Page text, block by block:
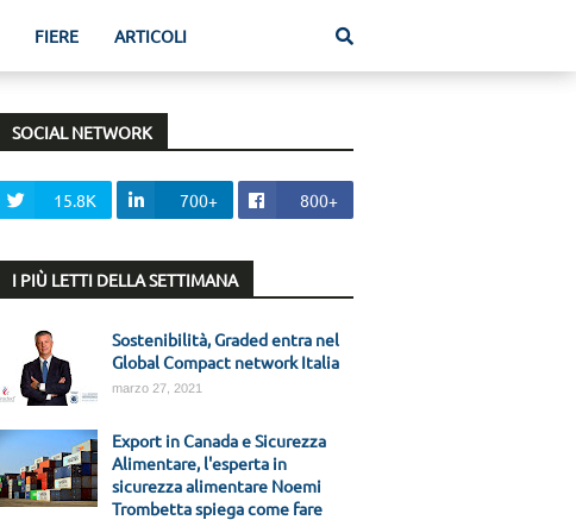
FIERE ARTICOLI
SOCIAL NETWORK
15.8K 700+ 800+
I PIÙ LETTI DELLA SETTIMANA
Sostenibilità, Graded entra nel
Global Compact network Italia
marzo 27, 2021
Export in Canada e Sicurezza
Alimentare, l'esperta in
sicurezza alimentare Noemi
Trombetta spiega come fare